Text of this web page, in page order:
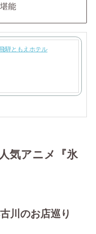
能
騨ともえホテル
気アニメ『氷
川のお店巡り